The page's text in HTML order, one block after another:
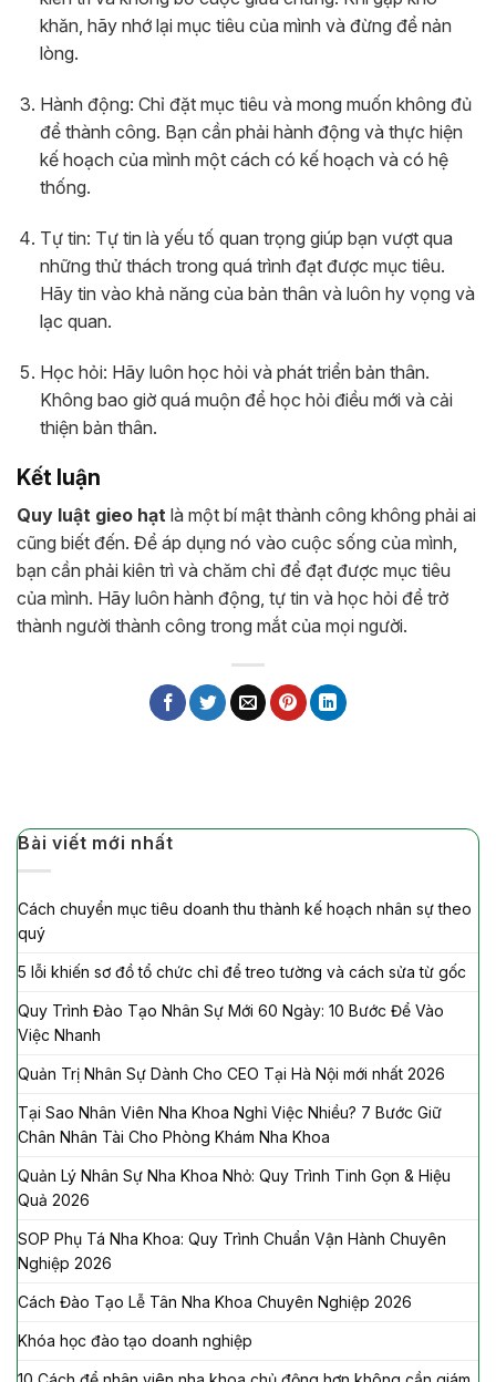
khăn, hãy nhớ lại mục tiêu của mình và đừng để nản
lòng.
Hành động: Chỉ đặt mục tiêu và mong muốn không đủ
để thành công. Bạn cần phải hành động và thực hiện
kế hoạch của mình một cách có kế hoạch và có hệ
thống.
Tự tin: Tự tin là yếu tố quan trọng giúp bạn vượt qua
những thử thách trong quá trình đạt được mục tiêu.
Hãy tin vào khả năng của bản thân và luôn hy vọng và
lạc quan.
Học hỏi: Hãy luôn học hỏi và phát triển bản thân.
Không bao giờ quá muộn để học hỏi điều mới và cải
thiện bản thân.
Kết luận
Quy luật gieo hạt là một bí mật thành công không phải ai
cũng biết đến. Để áp dụng nó vào cuộc sống của mình,
bạn cần phải kiên trì và chăm chỉ để đạt được mục tiêu
của mình. Hãy luôn hành động, tự tin và học hỏi để trở
thành người thành công trong mắt của mọi người.
Bài viết mới nhất
Cách chuyển mục tiêu doanh thu thành kế hoạch nhân sự theo
quý
5 lỗi khiến sơ đồ tổ chức chỉ để treo tường và cách sửa từ gốc
Quy Trình Đào Tạo Nhân Sự Mới 60 Ngày: 10 Bước Để Vào
Việc Nhanh
Quản Trị Nhân Sự Dành Cho CEO Tại Hà Nội mới nhất 2026
Tại Sao Nhân Viên Nha Khoa Nghỉ Việc Nhiều? 7 Bước Giữ
Chân Nhân Tài Cho Phòng Khám Nha Khoa
Quản Lý Nhân Sự Nha Khoa Nhỏ: Quy Trình Tinh Gọn & Hiệu
Quả 2026
SOP Phụ Tá Nha Khoa: Quy Trình Chuẩn Vận Hành Chuyên
Nghiệp 2026
Cách Đào Tạo Lễ Tân Nha Khoa Chuyên Nghiệp 2026
Khóa học đào tạo doanh nghiệp